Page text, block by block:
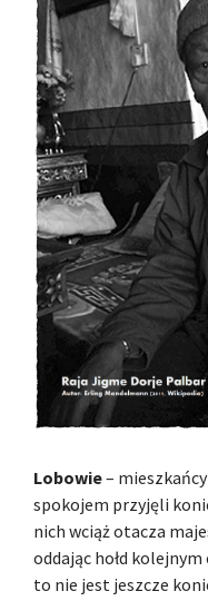
Lobowie–
spokojem przyjęli
nich wciąż otacza
oddając hołd
to nie jest jeszcze